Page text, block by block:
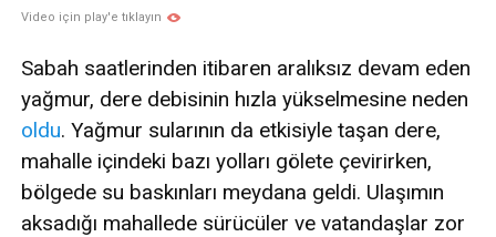
Video için play'e tıklayın
Sabah saatlerinden itibaren aralıksız devam eden
yağmur, dere debisinin hızla yükselmesine neden
oldu. Yağmur sularının da etkisiyle taşan dere,
mahalle içindeki bazı yolları gölete çevirirken,
bölgede su baskınları meydana geldi. Ulaşımın
aksadığı mahallede sürücüler ve vatandaşlar zor